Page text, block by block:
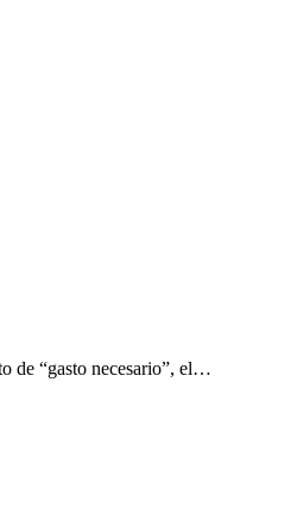
de “gasto necesario”, el…